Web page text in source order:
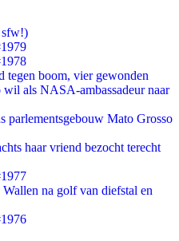
sfw!)
tegen boom, vier gewonden
als NASA-ambassadeur naar
parlementsgebouw Mato Grosso
haar vriend bezocht terecht
na golf van diefstal en